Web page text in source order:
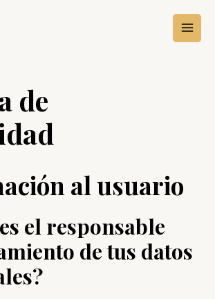
de
al usuario
el responsable
de tus datos